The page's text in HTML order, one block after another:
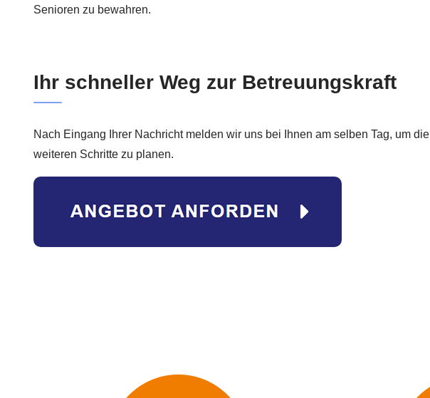
Senioren zu bewahren.
Ihr schneller Weg zur Betreuungskraft
Nach Eingang Ihrer Nachricht melden wir uns bei Ihnen am selben Tag, um die
weiteren Schritte zu planen.